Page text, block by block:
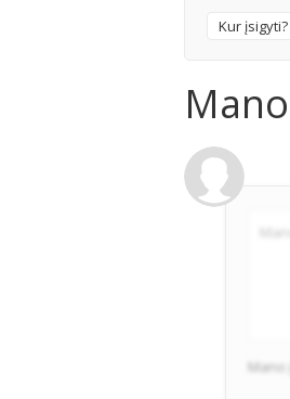
Kur įsigyti?
Mano